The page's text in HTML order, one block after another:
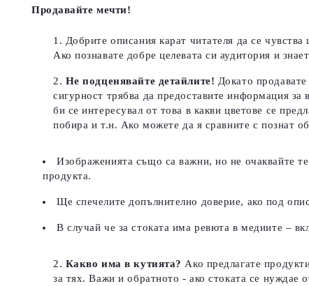
Продавайте мечти!
Добрите описания карат читателя да се
Ако познавате добре целевата си аудитория и
Не подценявайте детайлите! Докато
сигурност трябва да предоставите информация за
би се интересувал от това в какви цветове се
побира и т.н. Ако можете да я сравните с познат
Изображенията също са важни, но не очаквайте
продукта.
Ще спечелите допълнително доверие, ако под
В случай че за стоката има ревюта в медиите –
Какво има в кутията? Ако предлагате
за тях. Важи и обратното - ако стоката се нуждае